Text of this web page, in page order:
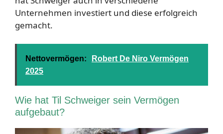
Unternehmen investiert und diese erfolgreich
gemacht.
Nettovermögen:
Robert De Niro Vermögen
2025
Wie hat Til Schweiger sein Vermögen
aufgebaut?